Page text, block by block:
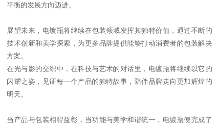
平衡的发展方向迈进。
展望未来，电镀瓶将继续在包装领域发挥其独特价值，通过不断的
技术创新和美学探索，为更多品牌提供能够打动消费者的包装解决
方案。
在光与影的交织中，在科技与艺术的对话里，电镀瓶将继续以它的
闪耀之姿，见证每一个产品的独特故事，陪伴品牌走向更加辉煌的
明天。
当产品与包装相得益彰，当功能与美学和谐统一，电镀瓶便完成了